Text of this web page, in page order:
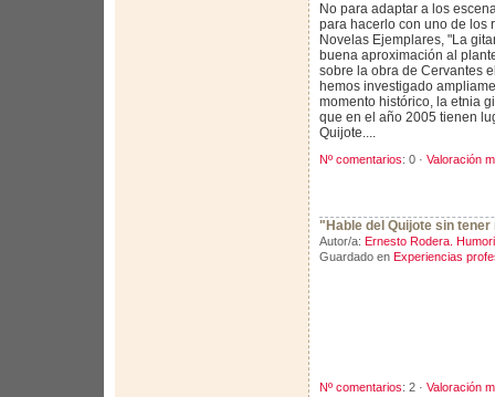
No para adaptar a los
para hacerlo con uno de los
Novelas Ejemplares, "La
buena aproximación al
sobre la obra de Cervantes
hemos investigado
momento histórico, la etnia
que en el año 2005 tienen
Quijote....
Nº comentarios: 0 · Valoración
"Hable del Quijote sin tener
Autor/a: Ernesto Rodera.
Guardado en Experiencias
Nº comentarios: 2 · Valoración